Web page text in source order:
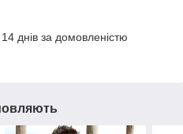
днів за домовленістю